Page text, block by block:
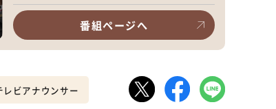
番組ページへ
レビアナウンサー